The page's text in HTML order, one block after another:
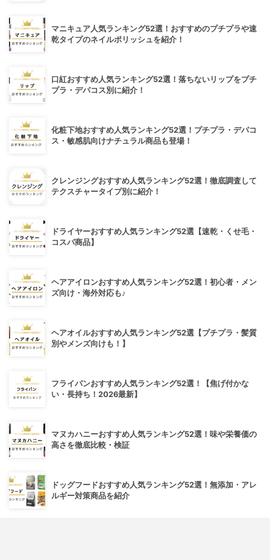
マニキュア人気ランキング52選！おすすめのプチプラや速
乾タイプのネイルポリッシュを紹介！
口紅おすすめ人気ランキング52選！落ちないリップをプチ
プラ・デパコス別に紹介！
化粧下地おすすめ人気ランキング52選！プチプラ・デパコ
ス・敏感肌向けナチュラル商品も登場！
クレンジングおすすめ人気ランキング52選！徹底調査して
テクスチャータイプ別に紹介！
ドライヤーおすすめ人気ランキング52選【速乾・くせ毛・
コスパ商品】
ヘアアイロンおすすめ人気ランキング52選！初心者・メン
ズ向け・海外対応も♪
ヘアオイルおすすめ人気ランキング52選【プチプラ・髪質
別やメンズ向けも！】
フライパンおすすめ人気ランキング52選！【焦げ付かな
い・長持ち！2026最新】
マヌカハニーおすすめ人気ランキング52選！味や栄養価の
高さを徹底比較・検証
ドッグフードおすすめ人気ランキング52選！無添加・アレ
ルギー対策商品を紹介